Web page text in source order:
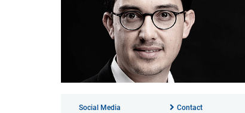
Social Media Contact